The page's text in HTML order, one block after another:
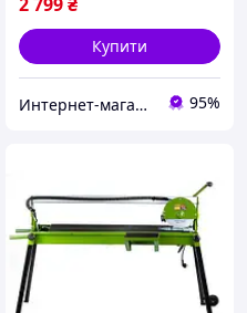
Купити
Интернет-магазин Zhuk 95%